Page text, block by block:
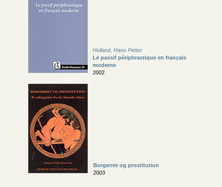
Helland, Hans Petter
Le passif périphrastique en français
moderne
2002
Borgerret og prostitution
2003